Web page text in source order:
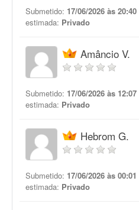
Submetido: 17/06/2026 às 20:40
estimada: Privado
Amâncio V.
Submetido: 17/06/2026 às 12:07
estimada: Privado
Hebrom G.
Submetido: 17/06/2026 às 00:01
estimada: Privado